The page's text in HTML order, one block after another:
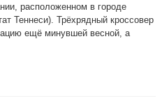
расположенном в городе
Теннеси). Трёхрядный кроссовер
ещё минувшей весной, а